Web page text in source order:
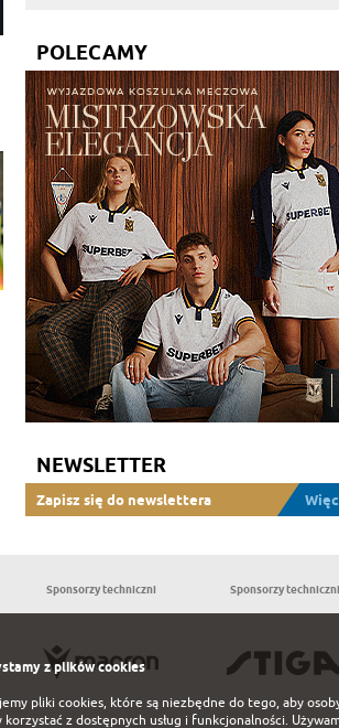
POLECAMY
NEWSLETTER
Zapisz się do newslettera
Sponsorzy techniczni Sponsorzy techniczni
z plików cookies
pliki cookies, które są niezbędne do tego, aby
korzystać z dostępnych usług i funkcjonalności.